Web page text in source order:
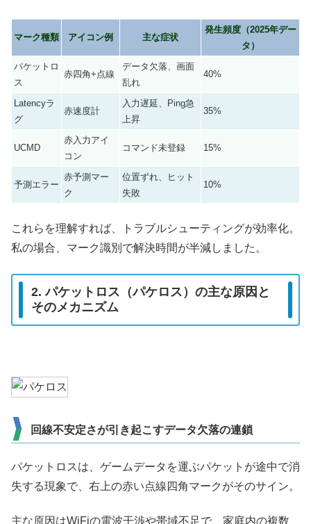
マーク種類 アイコン例 主な症状
発生頻度（2025年デー
タ）
パケットロ
ス
赤四角+点線
データ欠落、画面
乱れ
40%
Latencyラ
グ
赤速度計
入力遅延、Ping急
上昇
35%
UCMD
赤入力アイ
コン
コマンド未登録 15%
予測エラー
赤予測マー
ク
位置ずれ、ヒット
失敗
10%
これらを理解すれば、トラブルシューティングが効率化。
私の場合、マーク識別で解決時間が半減しました。
2. パケットロス（パケロス）の主な原因と
そのメカニズム
回線不安定さが引き起こすデータ欠落の連鎖
パケットロスは、ゲームデータを運ぶパケットが途中で消
失する現象で、右上の赤い点線四角マークがそのサイン。
主な原因はWiFiの電波干渉や帯域不足で、家庭内の複数